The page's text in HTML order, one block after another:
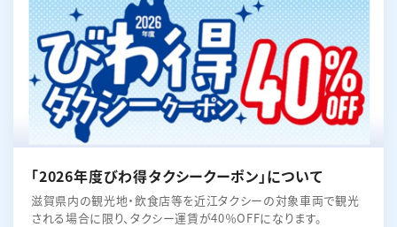
「2026年度びわ得タクシークーポン」について
滋賀県内の観光地・飲食店等を近江タクシーの対象車両で観光
される場合に限り、タクシー運賃が40％OFFになります。